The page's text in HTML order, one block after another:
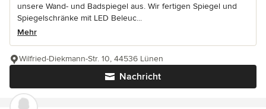
unsere Wand- und Badspiegel aus. Wir fertigen Spiegel und
Spiegelschränke mit LED Beleuc...
Mehr
Nachricht
Wilfried-Diekmann-Str. 10, 44536 Lünen